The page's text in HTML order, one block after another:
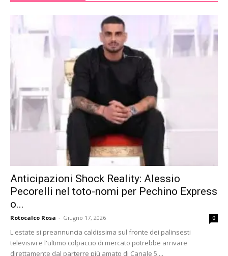
Anticipazioni Shock Reality: Alessio
Pecorelli nel toto-nomi per Pechino Express
o...
Rotocalco Rosa - Giugno 17, 2026 0
L'estate si preannuncia caldissima sul fronte dei palinsesti
televisivi e l'ultimo colpaccio di mercato potrebbe arrivare
direttamente dal parterre più amato di Canale 5....